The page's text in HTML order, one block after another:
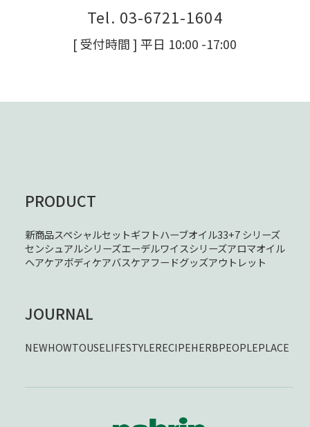
Tel. 03-6721-1604
[ 受付時間 ] 平日 10:00 -17:00
PRODUCT
新商品スペシャルセットギフトハーブオイル33+7 シリーズ
センシュアルシリーズエーデルワイスシリーズアロマオイル
ヘアケアボディケアバスケアフードグッズアウトレット
JOURNAL
NEWHOWTOUSELIFESTYLERECIPEHERBPEOPLEPLACE